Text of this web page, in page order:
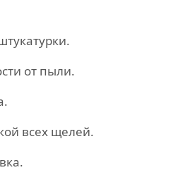
от пыли.
всех щелей.